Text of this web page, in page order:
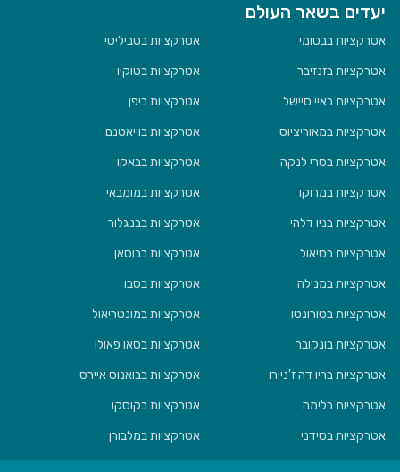
יעדים בשאר העולם
אטרקציות בבטומי
אטרקציות בטביליסי
אטרקציות בזנזיבר
אטרקציות בטוקיו
אטרקציות באיי סיישל
אטרקציות ביפן
אטרקציות במאוריציוס
אטרקציות בוייאטנם
אטרקציות בסרי לנקה
אטרקציות בבאקו
אטרקציות במרוקו
אטרקציות במומבאי
אטרקציות בניו דלהי
אטרקציות בבנגלור
אטרקציות בסיאול
אטרקציות בבוסאן
אטרקציות במנילה
אטרקציות בסבו
אטרקציות בטורונטו
אטרקציות במונטריאול
אטרקציות בונקובר
אטרקציות בסאו פאולו
אטרקציות בריו דה ז'ניירו
אטרקציות בבואנוס איירס
אטרקציות בלימה
אטרקציות בקוסקו
אטרקציות בסידני
אטרקציות במלבורן